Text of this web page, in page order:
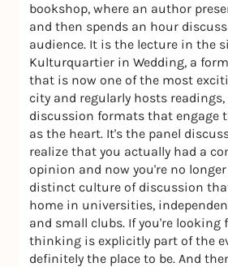
bookshop, where an author
and then spends an hour
audience. It is the lecture in the
Kulturquartier in Wedding, a
that is now one of the most
city and regularly hosts
discussion formats that engage
as the heart. It's the panel
realize that you actually had a
opinion and now you're no
distinct culture of discussion
home in universities,
and small clubs. If you're looking
thinking is explicitly part of the
definitely the place to be. And